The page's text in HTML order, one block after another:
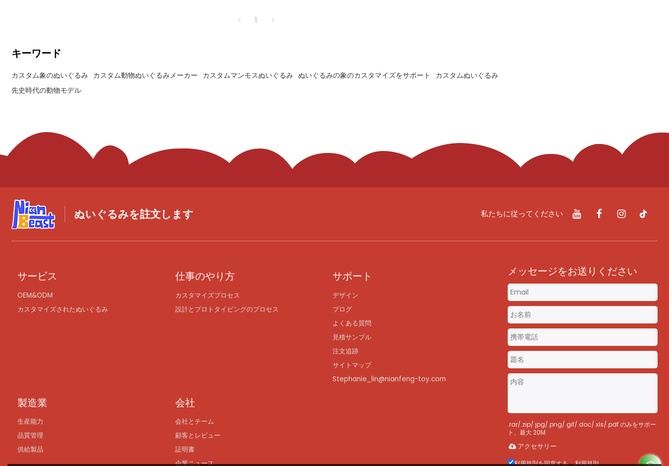
1
キーワード
カスタム象のぬいぐるみ カスタム動物ぬいぐるみメーカー カスタムマンモスぬいぐるみ ぬいぐるみの象のカスタマイズをサポート
カスタムぬいぐるみ
先史時代の動物モデル
ぬいぐるみを註文します 私たちに従ってください
サービス
OEM&ODM
カスタマイズされたぬいぐるみ
仕事のやり方
カスタマイズプロセス
設計とプロトタイピングのプロセス
サポート
デザイン
ブログ
よくある質問
見積サンプル
注文追跡
サイトマップ
Stephanie_lin@nianfeng-toy.com
製造業
生産能力
品質管理
供給製品
会社
会社とチーム
顧客とレビュー
証明書
企業ニュース
メッセージをお送りください
.rar/.zip/.jpg/.png/.gif/.doc/.xls/.pdf のみをサポー
ト、最大 20M
アクセサリー
利用規則を同意する。,利用規則